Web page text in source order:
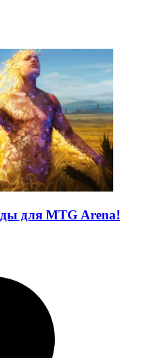
для MTG Arena!